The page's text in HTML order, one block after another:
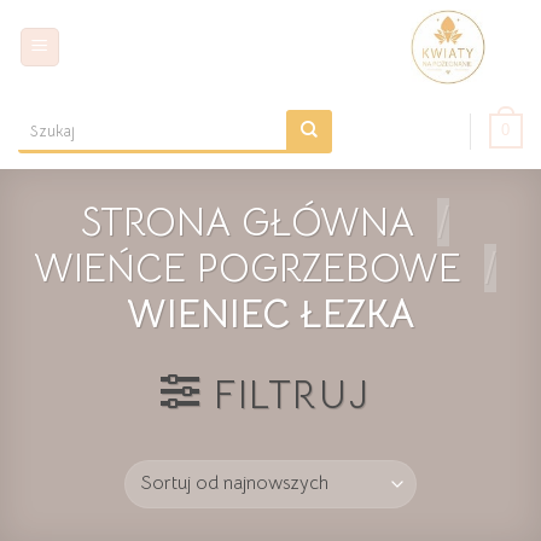
content
Szukaj:
0
STRONA GŁÓWNA /
WIEŃCE POGRZEBOWE /
WIENIEC ŁEZKA
FILTRUJ